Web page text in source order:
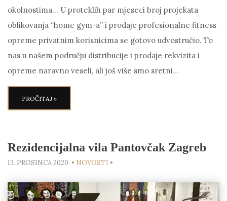
okolnostima… U proteklih par mjeseci broj projekata
oblikovanja “home gym-a” i prodaje profesionalne fitness
opreme privatnim korisnicima se gotovo udvostručio. To
nas u našem području distribucije i prodaje rekvizita i
opreme naravno veseli, ali još više smo sretni…
PROČITAJ »
Rezidencijalna vila Pantovčak Zagreb
13. PROSINCA 2020. • NOVOSTI •